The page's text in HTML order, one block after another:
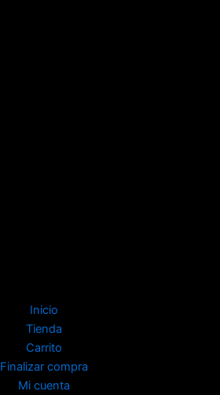
Inicio
Tienda
Carrito
Finalizar compra
Mi cuenta